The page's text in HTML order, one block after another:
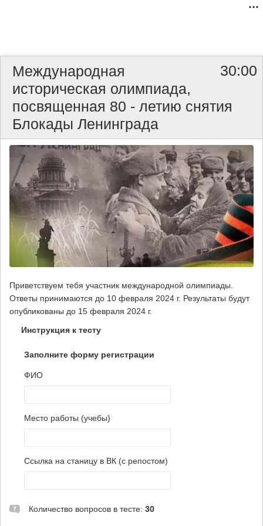
30:00
Международная
историческая олимпиада,
посвященная 80 - летию снятия
Блокады Ленинграда
Приветствуем тебя участник международной олимпиады.
Ответы принимаются до 10 февраля 2024 г. Результаты будут
опубликованы до 15 февраля 2024 г.
Инструкция к тесту
Заполните форму регистрации
ФИО
Место работы (учебы)
Ссылка на станицу в ВК (с репостом)
Количество вопросов в тесте: 30